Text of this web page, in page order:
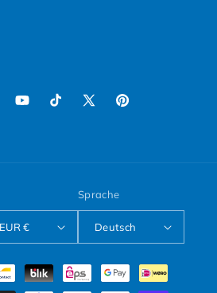
YouTubeTikTokX (Twitter)
Pinterest
Deutschland | EUR €
Sprache
Deutsch